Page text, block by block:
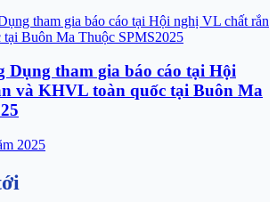
tham gia báo cáo tại Hội
và KHVL toàn quốc tại Buôn Ma
2025